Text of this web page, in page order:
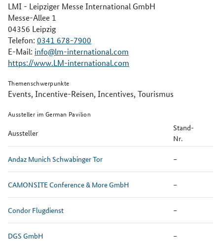
LMI - Leipziger Messe International GmbH
Messe-Allee 1
04356 Leipzig
Telefon: 0341 678-7900
E-Mail: info@lm-international.com
https://www.LM-international.com
Themenschwerpunkte
Events, Incentive-Reisen, Incentives, Tourismus
Aussteller im German Pavilion
Aussteller
Stand-
Nr.
Andaz Munich Schwabinger Tor –
CAMONSITE Conference & More GmbH –
Condor Flugdienst –
DGS GmbH –